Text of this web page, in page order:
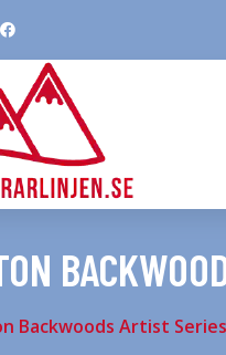
Backwoods Artist